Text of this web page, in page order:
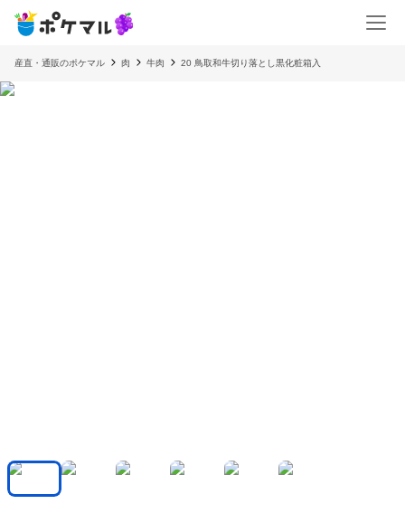
産直・通販のポケマル 肉 牛肉 20 鳥取和牛切り落とし黒化粧箱入